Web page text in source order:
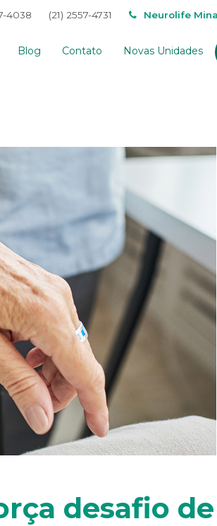
4038 (21) 2557-4731 Neurolife
Blog Contato Novas Unidades
desafio de